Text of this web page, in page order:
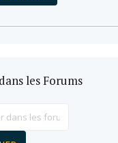
les Forums